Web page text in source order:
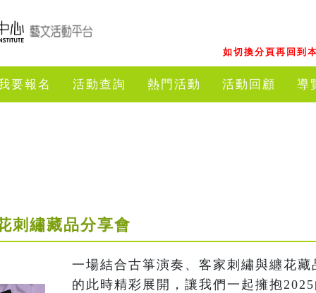
如切換分頁再回到
要報名 活動查詢 熱門活動 活動回顧 導
刺繡藏品分享會
一場結合古箏演奏、客家刺繡與纏花
的此時精彩展開，讓我們一起擁抱